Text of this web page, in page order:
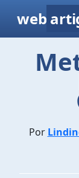
web
Por